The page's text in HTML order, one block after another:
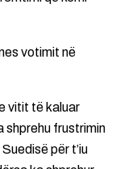
votimit në
vitit të kaluar
shprehu frustrimin
për t’iu